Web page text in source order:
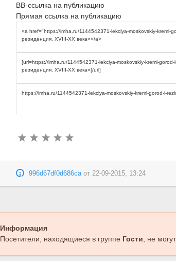
BB-ссылка на публикацию
Прямая ссылка на публикацию
996d67df0d686caот22-09-2015, 13:24
Информация
Посетители, находящиеся в группе Гости, не